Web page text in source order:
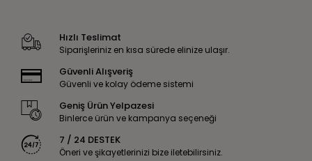
Hızlı Teslimat
Siparişleriniz en kısa sürede elinize ulaşır.
Güvenli Alışveriş
Güvenli ve kolay ödeme sistemi
Geniş Ürün Yelpazesi
Binlerce ürün ve kampanya seçeneği
7 / 24 DESTEK
Öneri ve şikayetlerinizi bize iletebilirsiniz.